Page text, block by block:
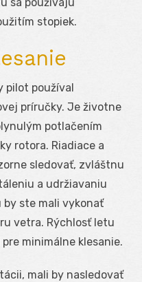
stopiek.
pilot používal
príručky. Je životne
potlačením
rotora. Riadiace a
sledovať, zvláštnu
a udržiavaniu
ste mali vykonať
vetra. Rýchlosť letu
minimálne klesanie.
mali by nasledovať